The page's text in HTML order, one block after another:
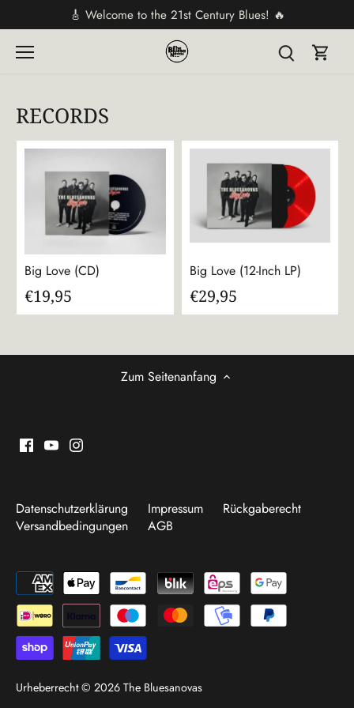
zum
Inhalt
🎸 Welcome to the 21st Century Blues! 🔥
RECORDS
Big Love (CD)
€19,95
Big Love (12-Inch LP)
€29,95
Zum Seitenanfang
Datenschutzerklärung Impressum
Rückgaberecht
Versandbedingungen
AGB
Urheberrecht © 2026 The Bluesanovas